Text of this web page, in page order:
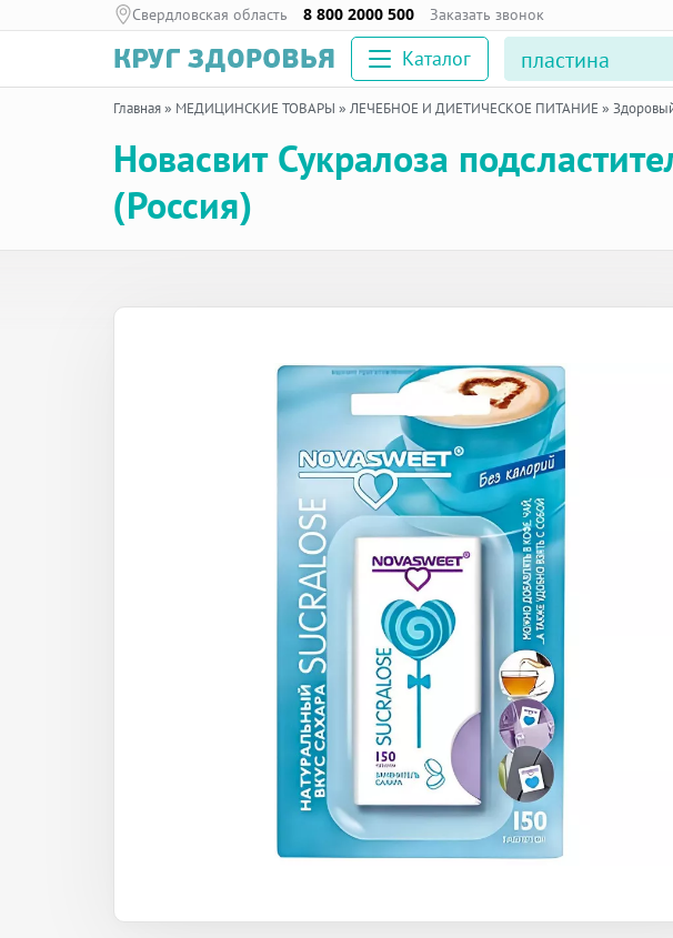
Свердловская область 8 800 2000 500 Заказать звонок
Каталог
Главная» МЕДИЦИНСКИЕ ТОВАРЫ » ЛЕЧЕБНОЕ И ДИЕТИЧЕСКОЕ ПИТАНИЕ »
Новасвит Сукралоза
(Россия)